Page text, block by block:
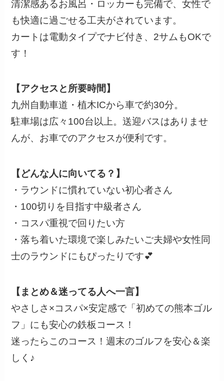
清潔感あるお風呂・ロッカーも完備で、女性で
も快適に過ごせる工夫がされています。
カートは電動タイプでナビ付き、2サムもOKで
す！
【アクセスと所要時間】
九州自動車道・植木ICから車で約30分。
駐車場は広々100台以上。送迎バスはありませ
んが、お車でのアクセスが便利です。
【どんな人に向いてる？】
・ラウンドに慣れていない初心者さん
・100切りを目指す中級者さん
・コスパ重視で回りたい方
・落ち着いた環境で楽しみたいご夫婦や女性同
士のラウンドにもぴったりです💕
【まとめ＆迷ってる人へ一言】
やさしさ×コスパ×安定感で「初めての熊本ゴル
フ」にも安心の鉄板コース！
迷ったらこのコース！週末のゴルフを安心＆楽
しく♪